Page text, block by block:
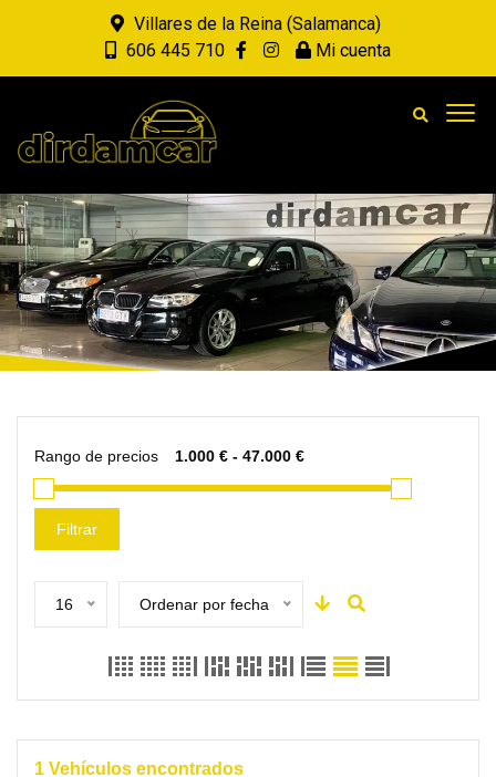
Villares de la Reina (Salamanca)
606 445 710
Mi cuenta
Rango de precios
Filtrar
16 Ordenar por fecha
1 Vehículos encontrados